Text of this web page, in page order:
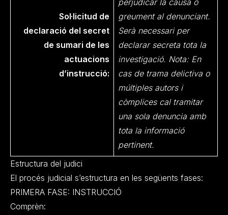
Sol·licitud de
declaració del secret
de sumari de les
actuacions
d’instrucció:
perjudicar la causa o
greument al denunciant.
Serà necessari per
declarar secreta tota la
investigació. Nota: En
cas de trama delictiva o
múltiples autors i
còmplices cal tramitar
una sola denuncia amb
tota la informació
pertinent.
Estructura del judici
El procés judicial s’estructura en les següents fases:
PRIMERA FASE: INSTRUCCIÓ
Comprèn: